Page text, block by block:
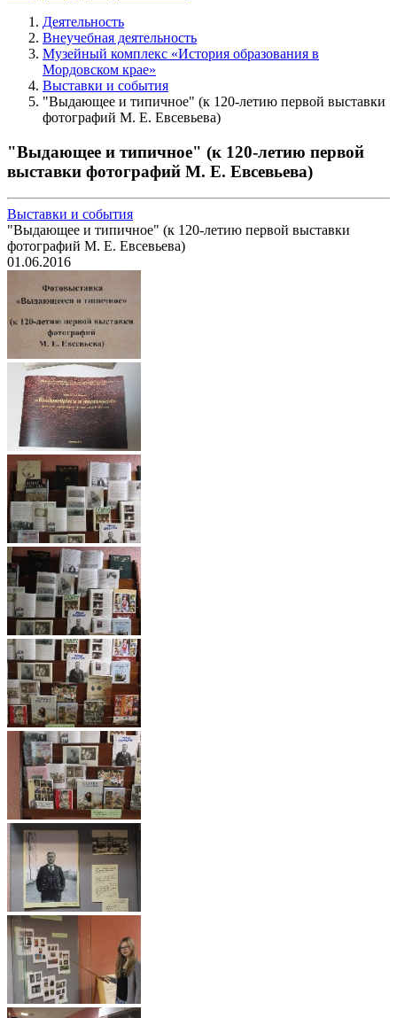
Деятельность
Внеучебная деятельность
Музейный комплекс «История образования в
Мордовском крае»
Выставки и события
"Выдающее и типичное" (к 120-летию первой выставки
фотографий М. Е. Евсевьева)
"Выдающее и типичное" (к 120-летию первой
выставки фотографий М. Е. Евсевьева)
Выставки и события
"Выдающее и типичное" (к 120-летию первой выставки
фотографий М. Е. Евсевьева)
01.06.2016